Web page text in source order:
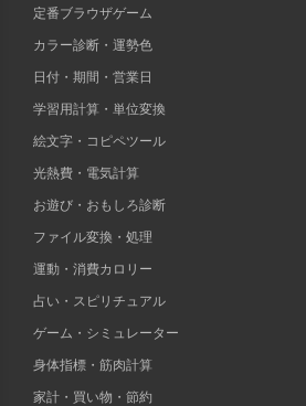
定番ブラウザゲーム
カラー診断・運勢色
日付・期間・営業日
学習用計算・単位変換
絵文字・コピペツール
光熱費・電気計算
お遊び・おもしろ診断
ファイル変換・処理
運動・消費カロリー
占い・スピリチュアル
ゲーム・シミュレーター
身体指標・筋肉計算
家計・買い物・節約